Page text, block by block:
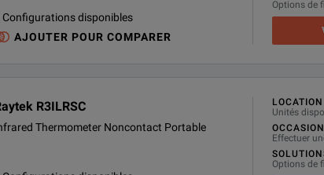
Configurations disponibles
AJOUTER POUR COMPARER
Options de
R3ILRSC
Thermometer Noncontact Portable
LOCATION
Unités
OCCASION
Effectuer
Options de